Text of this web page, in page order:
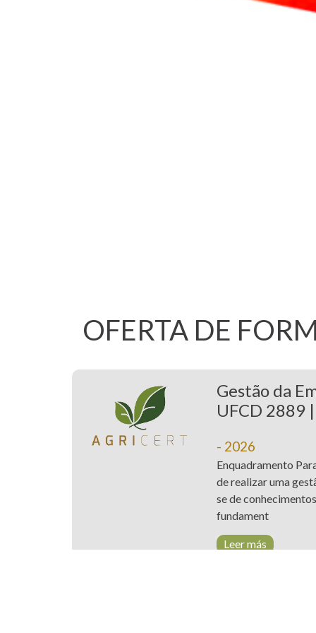
OFERTA DE
Gestão da
UFCD 2889
- 2026
Enquadramento
de realizar uma
se de
fundament
Leer más